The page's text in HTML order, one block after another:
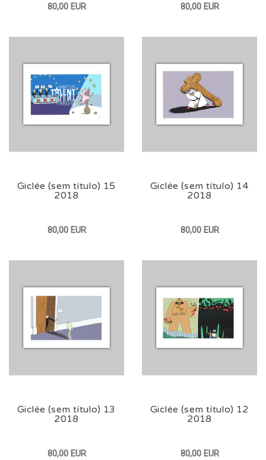
80,00 EUR 80,00 EUR
Giclée (sem título) 15
2018
80,00 EUR
Giclée (sem título) 14
2018
80,00 EUR
Giclée (sem título) 13
2018
80,00 EUR
Giclée (sem título) 12
2018
80,00 EUR